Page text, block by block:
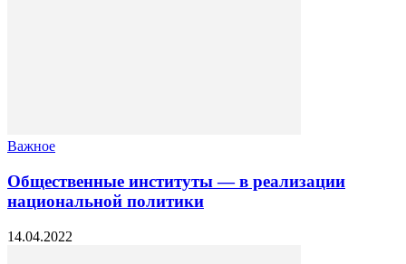
Важное
Общественные институты — в реализации
национальной политики
14.04.2022